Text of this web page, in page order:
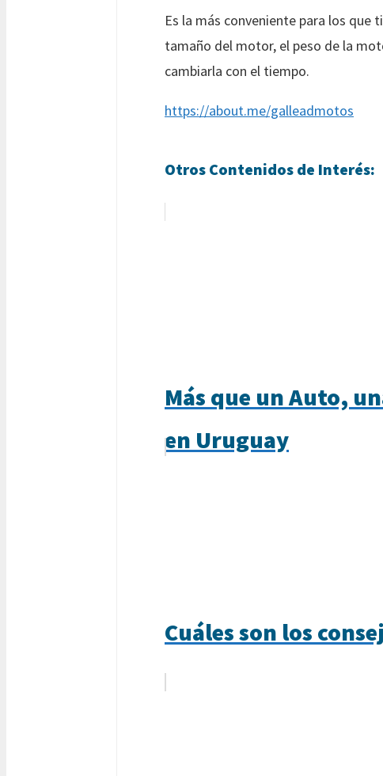
Es la más conveniente para los que
tamaño del motor, el peso de la
cambiarla con el tiempo.
https://about.me/galleadmotos
Otros Contenidos de Interés:
Más que un Auto,
en Uruguay
Cuáles son los